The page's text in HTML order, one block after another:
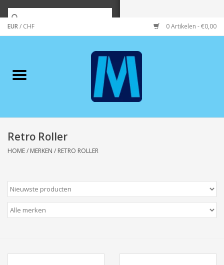
EUR/ CHF 0 Artikelen - €0,00
Merken
Wonen/koken/huishouden
Wenskaarten
Zeeuws/Streek
Retro Roller
HOME/ MERKEN / RETRO ROLLER